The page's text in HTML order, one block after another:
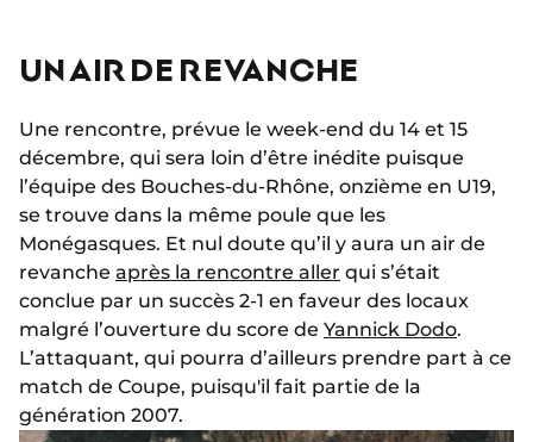
UN AIR DE REVANCHE
Une rencontre, prévue le week-end du 14 et 15
décembre, qui sera loin d’être inédite puisque
l’équipe des Bouches-du-Rhône, onzième en U19,
se trouve dans la même poule que les
Monégasques. Et nul doute qu’il y aura un air de
revanche après la rencontre aller qui s’était
conclue par un succès 2-1 en faveur des locaux
malgré l’ouverture du score de Yannick Dodo.
L’attaquant, qui pourra d’ailleurs prendre part à ce
match de Coupe, puisqu'il fait partie de la
génération 2007.